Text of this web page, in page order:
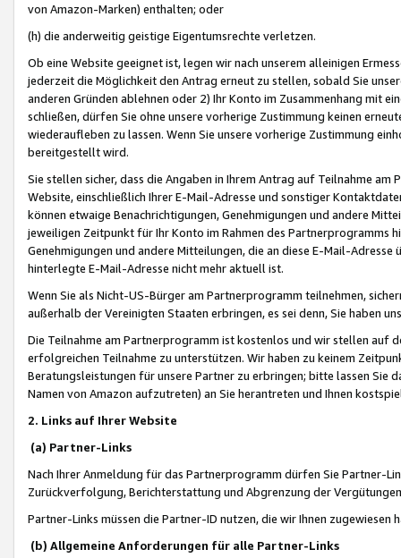
von Amazon-Marken) enthalten; oder
(h) die anderweitig geistige Eigentumsrechte verletzen.
Ob eine Website geeignet ist, legen wir nach unserem alleinigen
jederzeit die Möglichkeit den Antrag erneut zu stellen, sobald Sie
anderen Gründen ablehnen oder 2) Ihr Konto im Zusammenhang mit
schließen, dürfen Sie ohne unsere vorherige Zustimmung keinen
wiederaufleben zu lassen. Wenn Sie unsere vorherige Zustimmung
bereitgestellt wird.
Sie stellen sicher, dass die Angaben in Ihrem Antrag auf Teilnahme
Website, einschließlich Ihrer E-Mail-Adresse und sonstiger
können etwaige Benachrichtigungen, Genehmigungen und andere
jeweiligen Zeitpunkt für Ihr Konto im Rahmen des Partnerprogramms
Genehmigungen und andere Mitteilungen, die an diese E-Mail-
hinterlegte E-Mail-Adresse nicht mehr aktuell ist.
Wenn Sie als Nicht-US-Bürger am Partnerprogramm teilnehmen,
außerhalb der Vereinigten Staaten erbringen, es sei denn, Sie haben
Die Teilnahme am Partnerprogramm ist kostenlos und wir stellen auf
erfolgreichen Teilnahme zu unterstützen. Wir haben zu keinem
Beratungsleistungen für unsere Partner zu erbringen; bitte lassen Sie
Namen von Amazon aufzutreten) an Sie herantreten und Ihnen
2. Links auf Ihrer Website
(a) Partner-Links
Nach Ihrer Anmeldung für das Partnerprogramm dürfen Sie Partner-
Zurückverfolgung, Berichterstattung und Abgrenzung der
Partner-Links müssen die Partner-ID nutzen, die wir Ihnen zugewiesen
(b) Allgemeine Anforderungen für alle Partner-Links